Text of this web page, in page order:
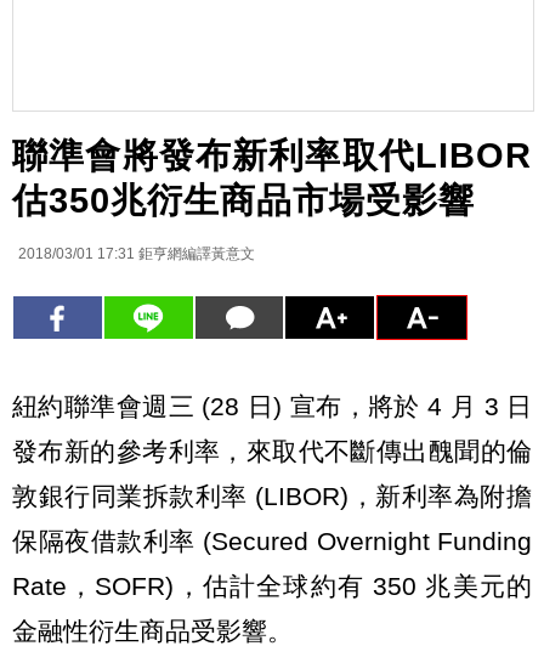
聯準會將發布新利率取代LIBOR
估350兆衍生商品市場受影響
2018/03/01 17:31 鉅亨網編譯黃意文
紐約聯準會週三 (28 日) 宣布，將於 4 月 3 日
發布新的參考利率，來取代不斷傳出醜聞的倫
敦銀行同業拆款利率 (LIBOR)，新利率為附擔
保隔夜借款利率 (Secured Overnight Funding
Rate，SOFR)，估計全球約有 350 兆美元的
金融性衍生商品受影響。